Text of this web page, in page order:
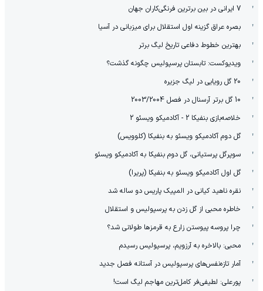
7 ایرانی در بین برترین فرنگی‌کاران جهان
بصره عراق گزینه اول استقلال برای میزبانی در آسیا
بهترین خطوط دفاعی تاریخ لیگ برتر
ویدیوکست: تابستان پرسپولیس چگونه گذشت؟
20 گل رویایی در لیگ جزیره
10 گل برتر آرسنال در فصل 2003/2004
خلاصه‌بازی بنفیکا 2 - آکادمیکو ویسئو 2
گل دوم آکادمیکو ویسئو به بنفیکا (کلوویس)
سوپرگل پرستیانی، گل دوم بنفیکا به آکادمیکو ویسئو
گل اول آکادمیکو ویسئو به بنفیکا (پریرا)
نقره ناهید کیانی در المپیک پاریس دو ساله شد
خاطره محبی از گل زدن به پرسپولیس و استقلال
چرا پروسه پیوستن زارع به قرمزها طولانی شد؟
محبی: بالاخره به آرزویم، پرسپولیس رسیدم
آمار تازه‌نفس‌های پرسپولیس در آستانه فصل جدید
پورعلی: لطیفی‌فر کامل‌ترین مهاجم لیگ است!